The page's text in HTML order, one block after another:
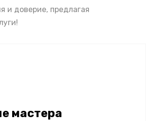
и доверие, предлагая
мастера